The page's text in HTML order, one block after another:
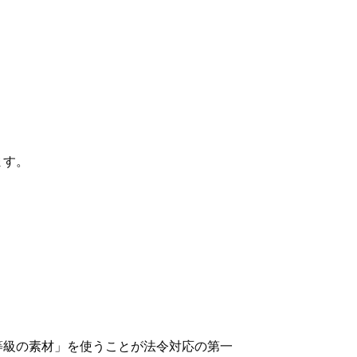
。
の素材」を使うことが法令対応の第一